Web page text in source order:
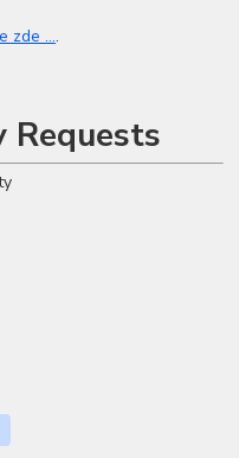
zde ....
Requests